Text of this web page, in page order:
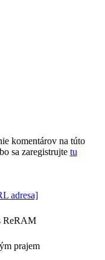
komentárov na túto
sa zaregistrujte tu
adresa]
ReRAM
prajem